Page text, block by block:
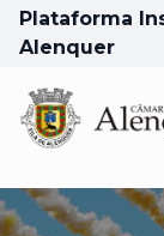
Plataforma
Alenquer